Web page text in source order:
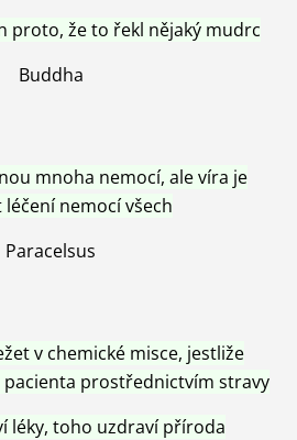
proto, že to řekl nějaký mudrc
Buddha
mnoha nemocí, ale víra je
nemocí všech
Paracelsus
v chemické misce, jestliže
pacienta prostřednictvím stravy
léky, toho uzdraví příroda